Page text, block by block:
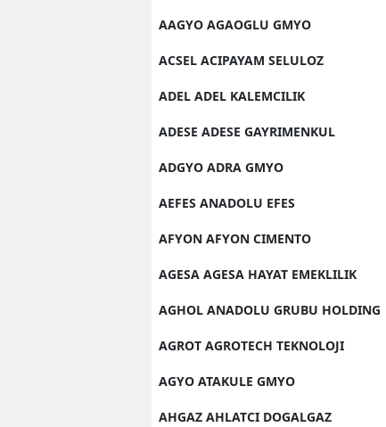
AAGYO AGAOGLU GMYO
ACSEL ACIPAYAM SELULOZ
ADEL ADEL KALEMCILIK
ADESE ADESE GAYRIMENKUL
ADGYO ADRA GMYO
AEFES ANADOLU EFES
AFYON AFYON CIMENTO
AGESA AGESA HAYAT EMEKLILIK
AGHOL ANADOLU GRUBU HOLDING
AGROT AGROTECH TEKNOLOJI
AGYO ATAKULE GMYO
AHGAZ AHLATCI DOGALGAZ